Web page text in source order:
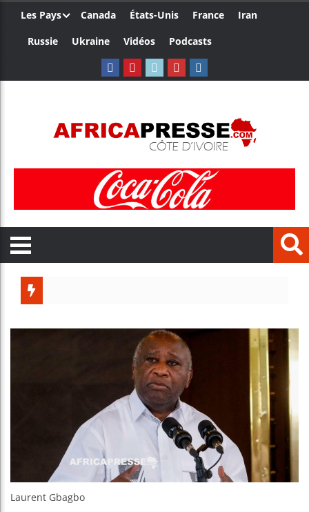
Les Pays Canada États-Unis France
Iran
Russie
Ukraine Vidéos Podcasts
Guinée
Bénin :
Laurent Gbagbo